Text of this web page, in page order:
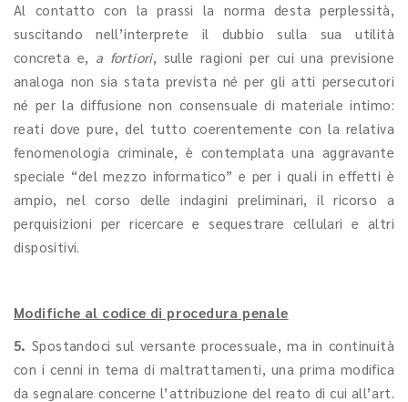
Al contatto con la prassi la norma desta perplessità,
suscitando nell’interprete il dubbio sulla sua utilità
concreta e, a fortiori, sulle ragioni per cui una previsione
analoga non sia stata prevista né per gli atti persecutori
né per la diffusione non consensuale di materiale intimo:
reati dove pure, del tutto coerentemente con la relativa
fenomenologia criminale, è contemplata una aggravante
speciale “del mezzo informatico” e per i quali in effetti è
ampio, nel corso delle indagini preliminari, il ricorso a
perquisizioni per ricercare e sequestrare cellulari e altri
dispositivi.
Modifiche al codice di procedura penale
5. Spostandoci sul versante processuale, ma in continuità
con i cenni in tema di maltrattamenti, una prima modifica
da segnalare concerne l’attribuzione del reato di cui all’art.